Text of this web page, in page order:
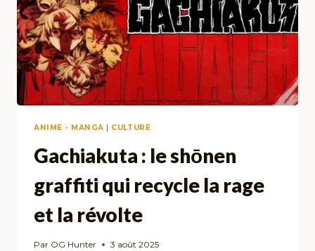
ANIME - MANGA | CULTURE
Gachiakuta : le shōnen
graffiti qui recycle la rage
et la révolte
Par OG Hunter 3 août 2025